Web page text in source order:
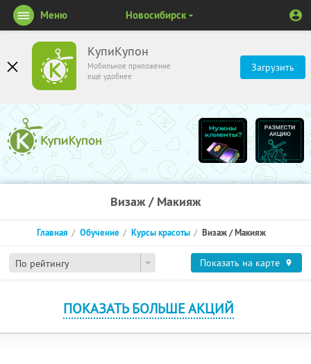
КупиКупон
Мобильное приложение
ещё удобнее
Загрузить
Меню Новосибирск
Визаж / Макияж
По рейтингу
Главная Обучение Курсы красоты Визаж / Макияж
Показать на карте
ПОКАЗАТЬ БОЛЬШЕ АКЦИЙ